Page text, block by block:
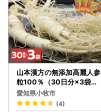
山本漢方の無添加高麗人参
粒100％（30日分×3袋）
[027Y03]
愛知県小牧市
(4)